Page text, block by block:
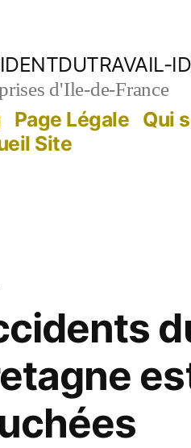
d'Ile-de-France
Page Légale Qui
Site